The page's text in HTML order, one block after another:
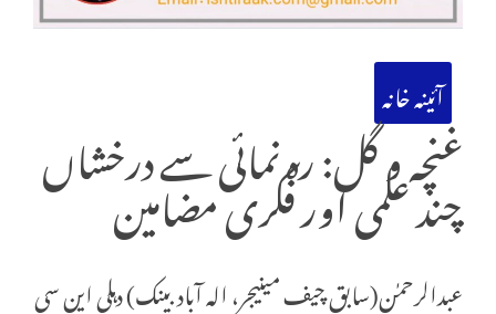
آئینہ خانہ
غنچہ و گل: رہ نمائی سے درخشاں
چند علمی اور فکری مضامین
عبدالرحمٰن(سابق چیف مینیجر، الہ آباد بینک) دہلی این سی